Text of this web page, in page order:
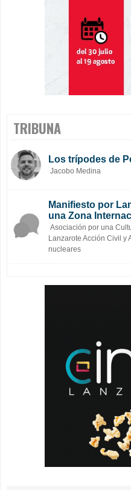
TRIBUNA
Los trípodes de
Jacobo Medina
Manifiesto por
una Zona
Asociación por una
Lanzarote Acción Civil y
nucleares